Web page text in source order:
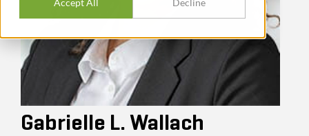
Accept All Decline
Gabrielle L. Wallach